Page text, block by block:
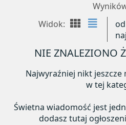
Widok:
od
NIE ZNALEZIONO
Najwyraźniej nikt jeszcze
w tej
Świetna wiadomość jest
dodasz tutaj